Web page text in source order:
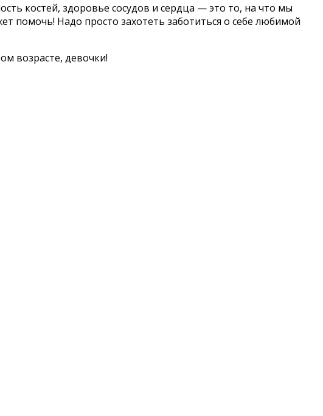
костей, здоровье сосудов и сердца — это то, на что мы
помочь! Надо просто захотеть заботиться о себе любимой
возрасте, девочки!